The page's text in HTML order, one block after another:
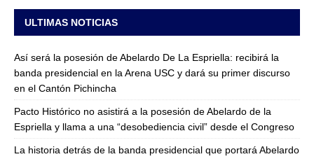
ULTIMAS NOTICIAS
Así será la posesión de Abelardo De La Espriella: recibirá la
banda presidencial en la Arena USC y dará su primer discurso
en el Cantón Pichincha
Pacto Histórico no asistirá a la posesión de Abelardo de la
Espriella y llama a una “desobediencia civil” desde el Congreso
La historia detrás de la banda presidencial que portará Abelardo